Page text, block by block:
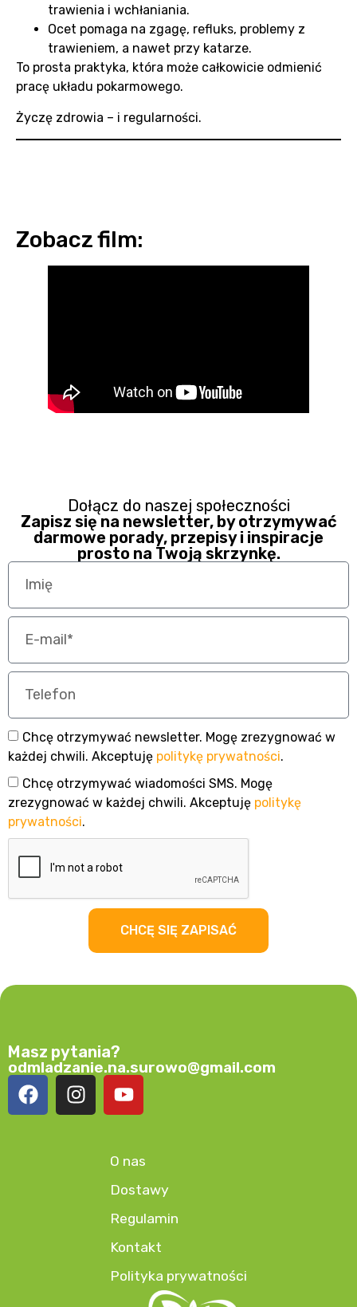
trawienia i wchłaniania.
Ocet pomaga na zgagę, refluks, problemy z
trawieniem, a nawet przy katarze.
To prosta praktyka, która może całkowicie odmienić
pracę układu pokarmowego.
Życzę zdrowia – i regularności.
Zobacz film:
Dołącz do naszej społeczności
Zapisz się na newsletter, by otrzymywać
darmowe porady, przepisy i inspiracje
prosto na Twoją skrzynkę.
Chcę otrzymywać newsletter. Mogę zrezygnować w
każdej chwili. Akceptuję politykę prywatności.
Chcę otrzymywać wiadomości SMS. Mogę
zrezygnować w każdej chwili. Akceptuję politykę
prywatności.
CHCĘ SIĘ ZAPISAĆ
O nas
Dostawy
Regulamin
Kontakt
Polityka prywatności
Masz pytania?
odmladzanie.na.surowo@gmail.com